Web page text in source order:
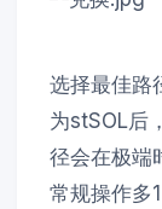
选择最佳路
为stSOL后
径会在极端
常规操作多